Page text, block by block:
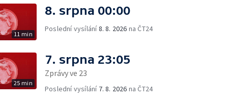
11 min
8. srpna 00:00
Poslední vysílání8. 8. 2026 na ČT24
25 min
7. srpna 23:05
Zprávy ve 23
Poslední vysílání 7. 8. 2026 na ČT24